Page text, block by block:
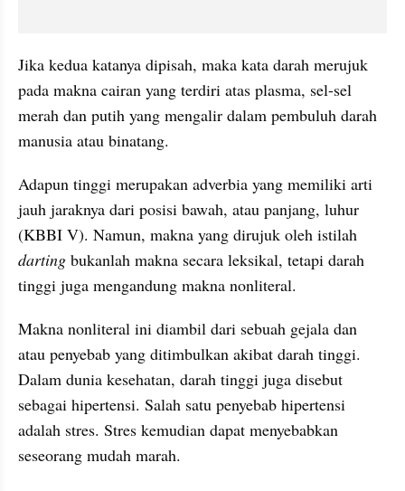
Jika kedua katanya dipisah, maka kata darah merujuk
pada makna cairan yang terdiri atas plasma, sel-sel
merah dan putih yang mengalir dalam pembuluh darah
manusia atau binatang.
Adapun tinggi merupakan adverbia yang memiliki arti
jauh jaraknya dari posisi bawah, atau panjang, luhur
(KBBI V). Namun, makna yang dirujuk oleh
darting bukanlah makna secara leksikal, tetapi darah
tinggi juga mengandung makna nonliteral.
Makna nonliteral ini diambil dari sebuah gejala dan
atau penyebab yang ditimbulkan akibat darah tinggi.
Dalam dunia kesehatan, darah tinggi juga disebut
sebagai hipertensi. Salah satu penyebab hipertensi
adalah stres. Stres kemudian dapat menyebabkan
seseorang mudah marah.